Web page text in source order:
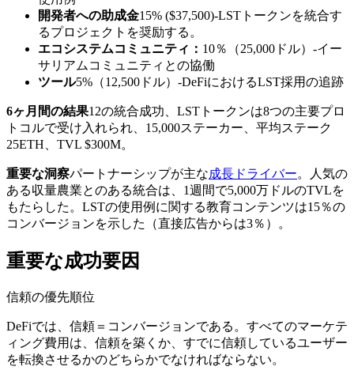
開発者への助成金15% ($37,500)-LSTトークンを統合す
るプロジェクトを奨励する。
エコシステムコミュニティ： 10％（25,000ドル）-イー
サリアムコミュニティとの協働
ツール5%（12,500ドル）-DeFiにおけるLST採用の追跡
6ヶ月間の結果12の統合成功、LSTトークンは8つの主要プロ
トコルで受け入れられ、15,000ステーカー、平均ステーク
25ETH、TVL $300M。
重要な洞察パートナーシップが主な成長ドライバー。人気の
ある収量農業とのある統合は、1週間で5,000万ドルのTVLを
もたらした。LSTの使用例に関する教育コンテンツは15％の
コンバージョンを示した（直接広告からは3％）。
重要な成功要因
信頼の優先順位
DeFiでは、信頼＝コンバージョンである。すべてのマーケテ
ィング費用は、信頼を築くか、すでに信頼しているユーザー
を転換させるかのどちらかでなければならない。